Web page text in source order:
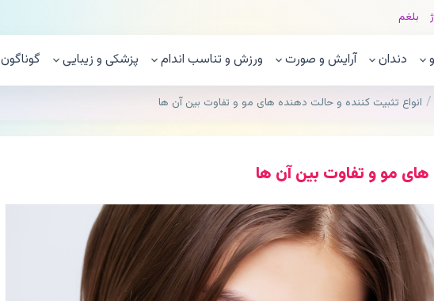
بلغم
دندان آرایش و صورت ورزش و تناسب اندام پزشکی و زیبایی گوناگون
انواع تثبیت کننده و حالت دهنده های مو و تفاوت بین آن ها
های مو و تفاوت بین آن ها